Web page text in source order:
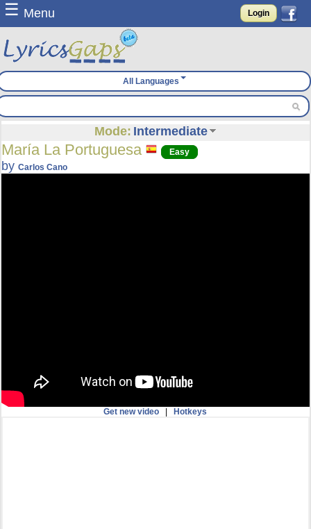
☰ Menu Login
All Languages
Mode: Intermediate
María La Portuguesa Easy
byCarlos Cano
Get new video |Hotkeys